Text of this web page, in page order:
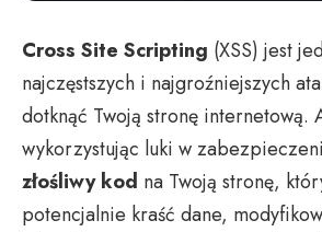
Cross Site Scripting (XSS) jest
najczęstszych i najgroźniejszych
dotknąć Twoją stronę internetową.
wykorzystując luki w
złośliwy kod na Twoją stronę,
potencjalnie kraść dane,